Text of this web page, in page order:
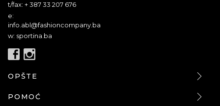
t/fax: + 387 33 207 676
e:
info.abl@fashioncompany.ba
w: sportina.ba
OPŠTE
POMOĆ